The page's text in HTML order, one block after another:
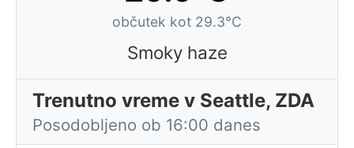
občutek kot 29.3°C
Smoky haze
Trenutno vreme v Seattle, ZDA
Posodobljeno ob 16:00 danes